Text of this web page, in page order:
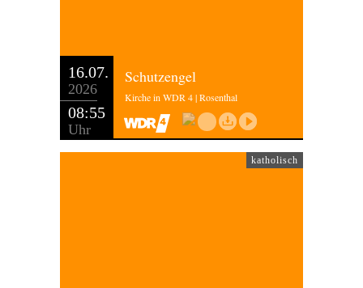
16.07.
2026
08:55
Uhr
Schutzengel
Kirche in WDR 4 | Rosenthal
katholisch